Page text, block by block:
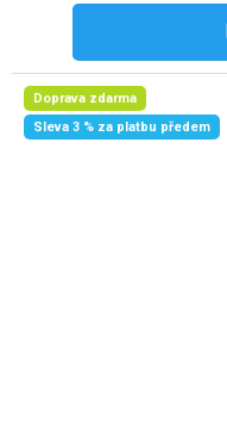
Doprava zdarma
Sleva 3 % za platbu předem